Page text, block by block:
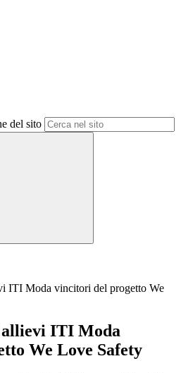
del sito
ITI Moda vincitori del progetto We
ITI Moda
We Love Safety